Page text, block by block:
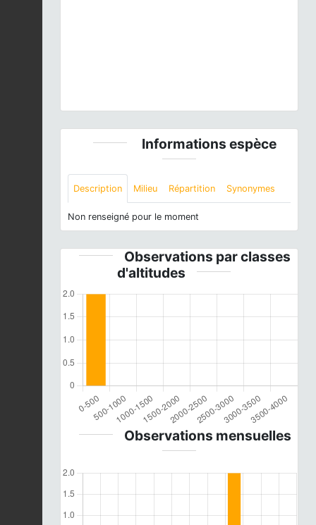
Informations espèce
Description Milieu Répartition Synonymes
Non renseigné pour le moment
Observations par classes
d'altitudes
Observations mensuelles